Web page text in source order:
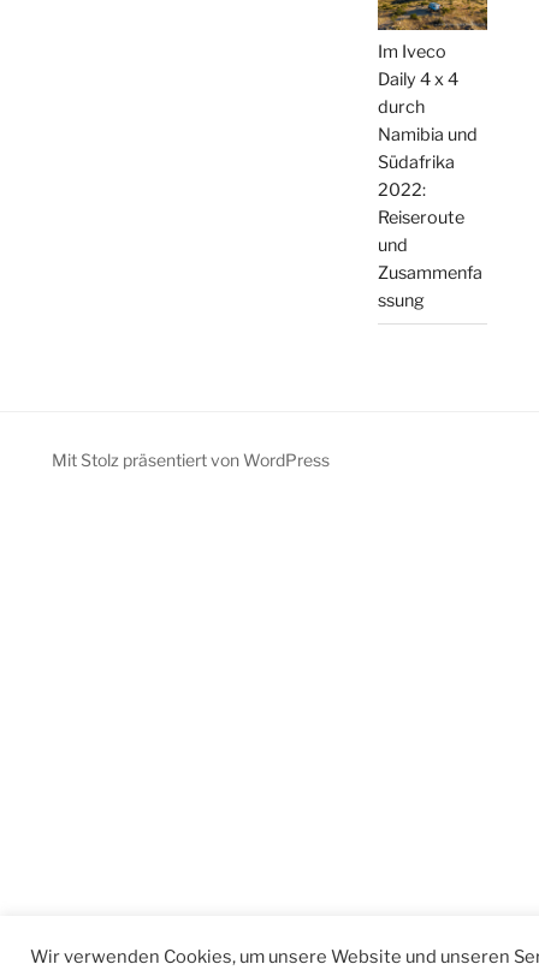
Im Iveco
Daily 4 x 4
durch
Namibia und
Südafrika
2022:
Reiseroute
und
Zusammenfa
ssung
Mit Stolz präsentiert von WordPress
Wir verwenden Cookies, um unsere Website und unseren